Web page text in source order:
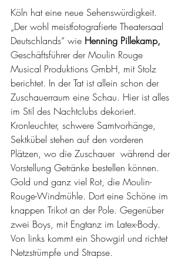
Köln hat eine neue Sehenswürdigkeit.
„Der wohl meistfotografierte Theatersaal
Deutschlands“ wie Henning Pillekamp,
Geschäftsführer der Moulin Rouge
Musical Produktions GmbH, mit Stolz
berichtet. In der Tat ist allein schon der
Zuschauerraum eine Schau. Hier ist alles
im Stil des Nachtclubs dekoriert.
Kronleuchter, schwere Samtvorhänge,
Sektkübel stehen auf den vorderen
Plätzen, wo die Zuschauer  während der
Vorstellung Getränke bestellen können.
Gold und ganz viel Rot, die Moulin-
Rouge-Windmühle. Dort eine Schöne im
knappen Trikot an der Pole. Gegenüber
zwei Boys, mit Engtanz im Latex-Body.
Von links kommt ein Showgirl und richtet
Netzstrümpfe und Strapse.